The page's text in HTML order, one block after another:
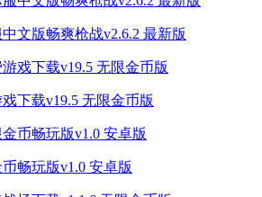
文版畅爽枪战v2.6.2 最新版
下载v19.5 无限金币版
畅玩版v1.0 安卓版